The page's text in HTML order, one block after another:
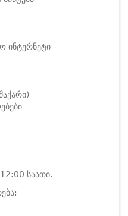
ინტერნეტი
საათი.